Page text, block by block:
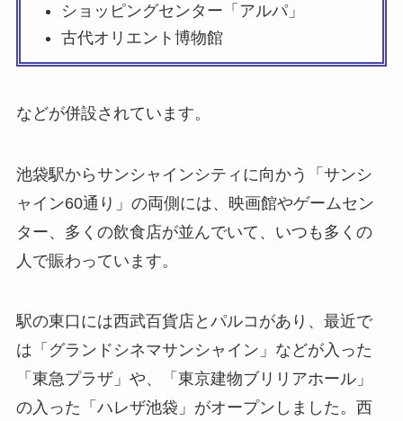
ショッピングセンター「アルパ」
古代オリエント博物館
などが併設されています。
池袋駅からサンシャインシティに向かう「サンシ
ャイン60通り」の両側には、映画館やゲームセン
ター、多くの飲食店が並んでいて、いつも多くの
人で賑わっています。
駅の東口には西武百貨店とパルコがあり、最近で
は「グランドシネマサンシャイン」などが入った
「東急プラザ」や、「東京建物ブリリアホール」
の入った「ハレザ池袋」がオープンしました。西